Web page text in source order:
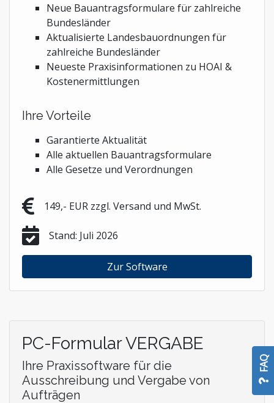
Neue Bauantragsformulare für zahlreiche
Bundesländer
Aktualisierte Landesbauordnungen für
zahlreiche Bundesländer
Neueste Praxisinformationen zu HOAI &
Kostenermittlungen
Ihre Vorteile
Garantierte Aktualität
Alle aktuellen Bauantragsformulare
Alle Gesetze und Verordnungen
149,- EUR zzgl. Versand und MwSt.
Stand: Juli 2026
Zur Software
PC-Formular VERGABE
Ihre Praxissoftware für die
Ausschreibung und Vergabe von
Aufträgen
FAQ